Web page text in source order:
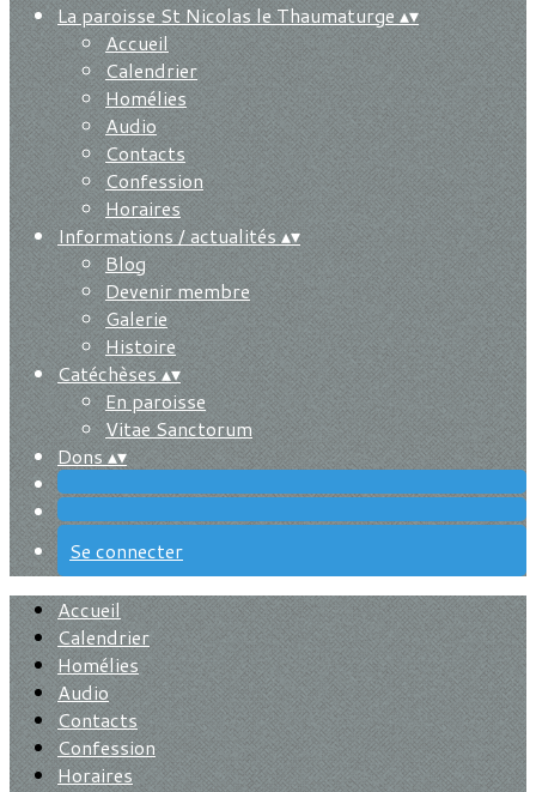
La paroisse St Nicolas le Thaumaturge▴▾
Accueil
Calendrier
Homélies
Audio
Contacts
Confession
Horaires
Informations / actualités▴▾
Blog
Devenir membre
Galerie
Histoire
Catéchèses▴▾
En paroisse
Vitae Sanctorum
Dons▴▾
Se connecter
Accueil
Calendrier
Homélies
Audio
Contacts
Confession
Horaires